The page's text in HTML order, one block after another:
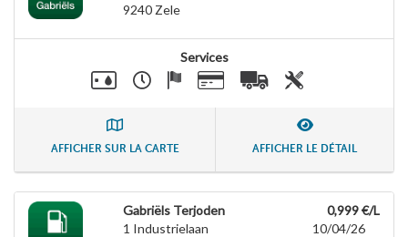
9240 Zele
Services
AFFICHER SUR LA CARTE AFFICHER LE DÉTAIL
Gabriëls Terjoden
1 Industrielaan
0,999 €/L
10/04/26